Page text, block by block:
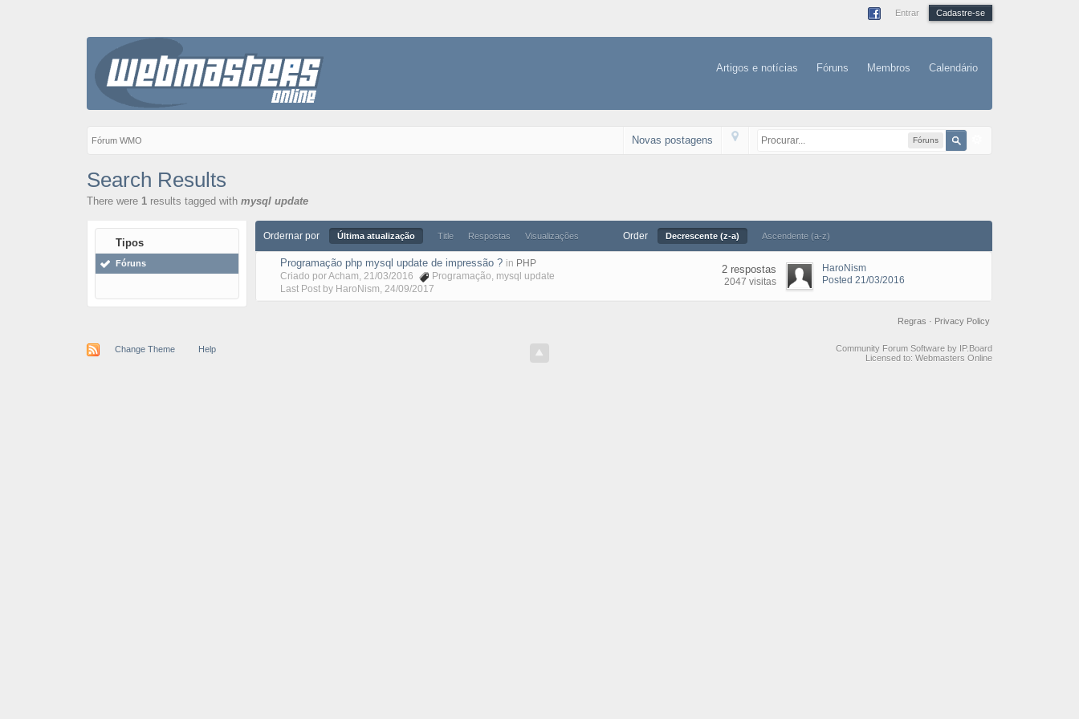
Entrar Cadastre-se
Artigos e notícias Fóruns Membros Calendário
Fórum WMO Fóruns
Novas postagens
Search Results
There were 1results tagged with mysql update
Tipos
Fóruns
Ordernar por Última atualização Title Respostas Visualizações Order Decrescente (z-a) Ascendente (a-z)
Programação php mysql update de impressão ? in PHP
Criado porAcham, 21/03/2016 Programação, mysql update
Last Post by HaroNism, 24/09/2017
2 respostas
2047 visitas
HaroNism
Posted 21/03/2016
Privacy Policy
Regras ·
Change Theme Help
Community Forum Software by IP.Board
Licensed to: Webmasters Online